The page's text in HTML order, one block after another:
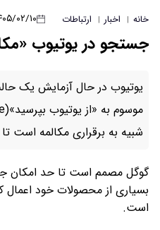
خانه | اخبار | ارتباطات ۱۴۰۵/۰۲/۱۰
جستجو در یوتیوب
یوتیوب در حال آزمایش یک
شبیه به برقراری مکالمه
گوگل مصمم است تا حد امکان
بسیاری از محصولات خود اعمال
است.